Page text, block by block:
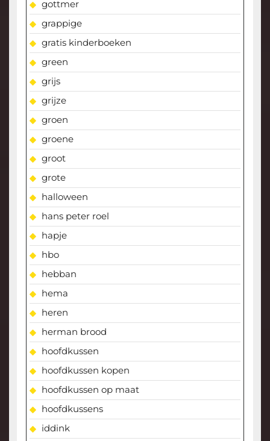
gottmer
grappige
gratis kinderboeken
green
grijs
grijze
groen
groene
groot
grote
halloween
hans peter roel
hapje
hbo
hebban
hema
heren
herman brood
hoofdkussen
hoofdkussen kopen
hoofdkussen op maat
hoofdkussens
iddink